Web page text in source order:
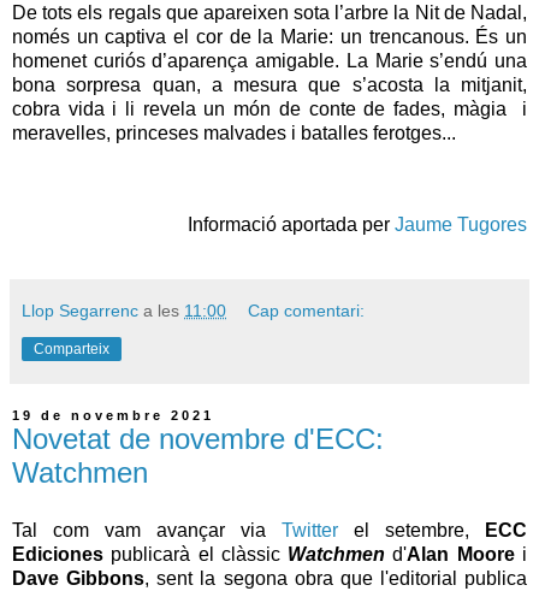
De tots els regals que apareixen sota l’arbre la Nit de Nadal,
només un captiva el cor de la Marie: un trencanous. És un
homenet curiós d’aparença amigable. La Marie s’endú una
bona sorpresa quan, a mesura que s’acosta la mitjanit,
cobra vida i li revela un món de conte de fades, màgia i
meravelles, princeses malvades i batalles ferotges...
Informació aportada per Jaume Tugores
Llop Segarrenc a les 11:00 Cap comentari:
Comparteix
19 de novembre 2021
Novetat de novembre d'ECC:
Watchmen
Tal com vam avançar via Twitter el setembre,
ECC
Ediciones publicarà el clàssic Watchmen d'Alan Moorei
Dave Gibbons, sent la segona obra que l'editorial publica